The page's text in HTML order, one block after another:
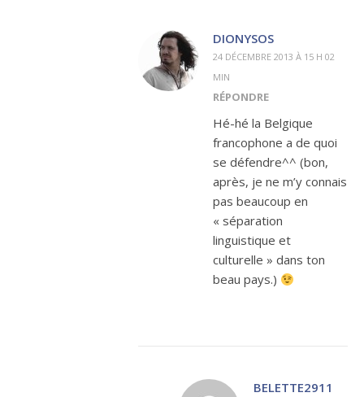
DIONYSOS
24 DÉCEMBRE 2013 À 15 H 02
MIN
RÉPONDRE
Hé-hé la Belgique
francophone a de quoi
se défendre^^ (bon,
après, je ne m’y connais
pas beaucoup en
« séparation
linguistique et
culturelle » dans ton
beau pays.)
BELETTE2911